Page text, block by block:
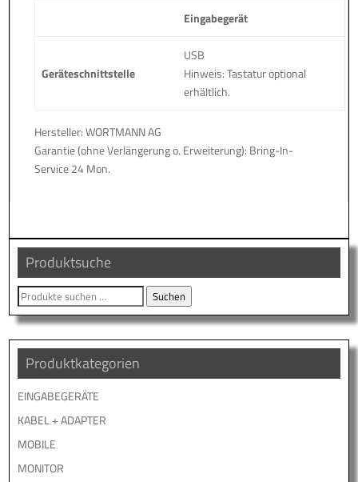
Eingabegerät
Geräteschnittstelle
USB
Hinweis: Tastatur optional
erhältlich.
Hersteller: WORTMANN AG
Garantie (ohne Verlängerung o. Erweiterung): Bring-In-
Service 24 Mon.
Produktsuche
Suche
nach:
Suchen
Produktkategorien
EINGABEGERÄTE
KABEL + ADAPTER
MOBILE
MONITOR